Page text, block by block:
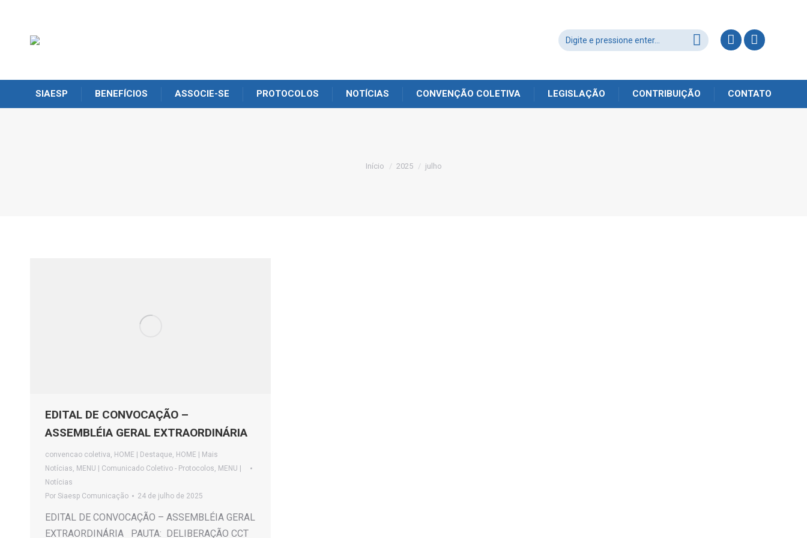
SIAESP BENEFÍCIOS ASSOCIE-SE PROTOCOLOS NOTÍCIAS CONVENÇÃO COLETIVA LEGISLAÇÃO CONTRIBUIÇÃO CONTATO
Você está aqui:
Início 2025 julho
EDITAL DE CONVOCAÇÃO –
ASSEMBLÉIA GERAL EXTRAORDINÁRIA
convencao coletiva HOME | Destaque HOME | Mais
Notícias MENU | Comunicado Coletivo - Protocolos MENU |
Notícias
Por Siaesp Comunicação 24 de julho de 2025
EDITAL DE CONVOCAÇÃO – ASSEMBLÉIA GERAL
EXTRAORDINÁRIA PAUTA: DELIBERAÇÃO CCT